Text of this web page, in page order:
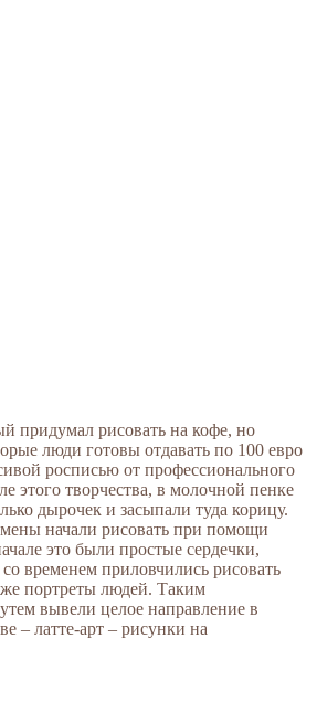
придумал рисовать на кофе, но
люди готовы отдавать по 100 евро
росписью от профессионального
этого творчества, в молочной пенке
дырочек и засыпали туда корицу.
начали рисовать при помощи
это были простые сердечки,
временем приловчились рисовать
портреты людей. Таким
вывели целое направление в
– латте-арт – рисунки на